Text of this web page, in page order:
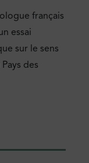
français
essai
sur le sens
des